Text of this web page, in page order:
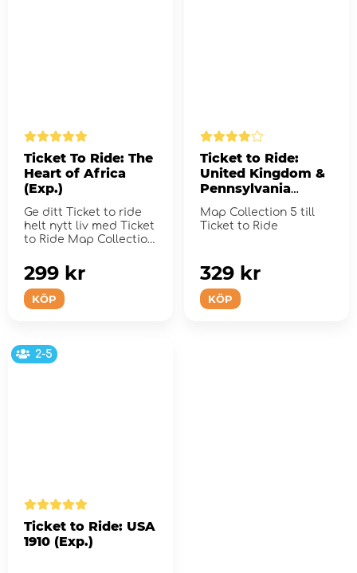
Ticket To Ride: The
Heart of Africa
(Exp.)
Ge ditt Ticket to ride
helt nytt liv med Ticket
to Ride Map Collection
KÖP
299 kr
Ticket to Ride:
United Kingdom &
Pennsylvania
(Exp.)
Map Collection 5 till
Ticket to Ride
KÖP
329 kr
2-5
Ticket to Ride: USA
1910 (Exp.)